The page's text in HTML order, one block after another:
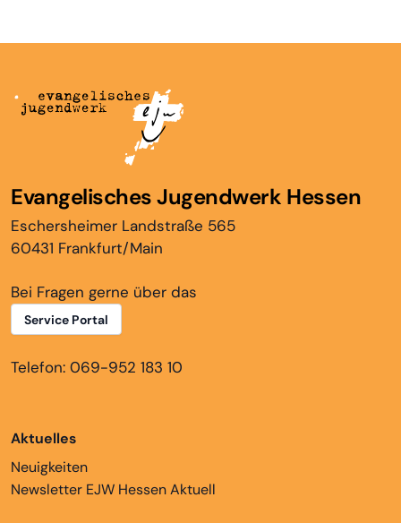
Evangelisches Jugendwerk Hessen
Eschersheimer Landstraße 565
60431 Frankfurt/Main
Bei Fragen gerne über das
Service Portal
Telefon: 069-952 183 10
Aktuelles
Neuigkeiten
Newsletter EJW Hessen Aktuell